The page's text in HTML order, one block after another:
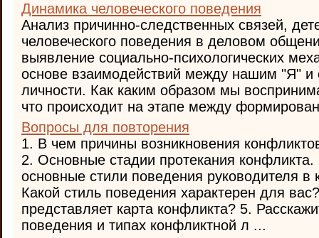
Динамика человеческого поведения
Анализ причинно-следственных связей,
человеческого поведения в деловом
выявление социально-психологических
основе взаимодействий между нашим "Я" и
личности. Как каким образом мы
что происходит на этапе между
Вопросы для повторения
1. В чем причины возникновения
2. Основные стадии протекания конфликта.
основные стили поведения руководителя в
Какой стиль поведения характерен для
представляет карта конфликта? 5.
поведения и типах конфликтной л ...